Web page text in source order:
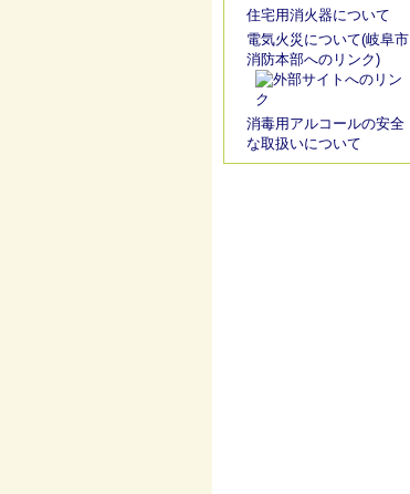
住宅用消火器について
電気火災について(岐阜市
消防本部へのリンク)
消毒用アルコールの安全
な取扱いについて